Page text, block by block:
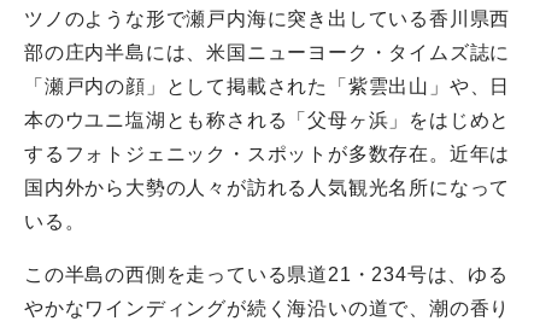
ツノのような形で瀬戸内海に突き出している香川県西
部の庄内半島には、米国ニューヨーク・タイムズ誌に
「瀬戸内の顔」として掲載された「紫雲出山」や、日
本のウユニ塩湖とも称される「父母ヶ浜」をはじめと
するフォトジェニック・スポットが多数存在。近年は
国内外から大勢の人々が訪れる人気観光名所になって
いる。
この半島の西側を走っている県道21・234号は、ゆる
やかなワインディングが続く海沿いの道で、潮の香り